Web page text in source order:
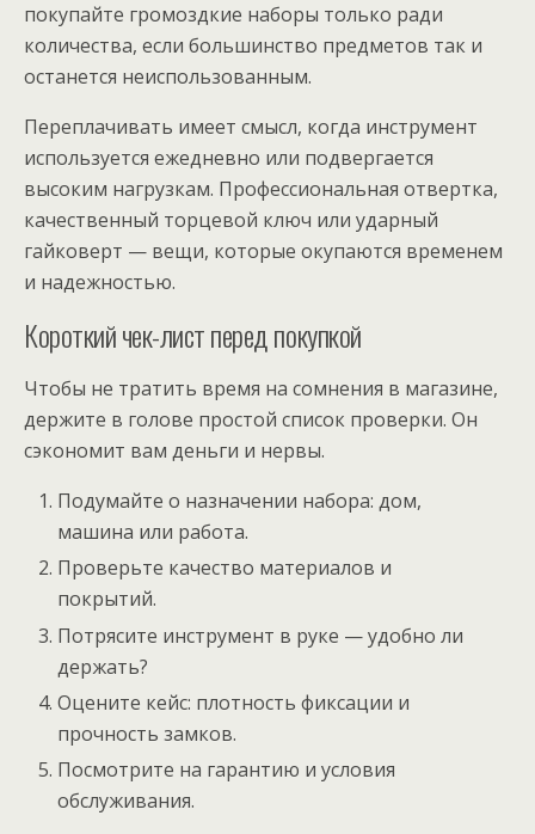
покупайте громоздкие наборы только ради
количества, если большинство предметов так и
останется неиспользованным.
Переплачивать имеет смысл, когда инструмент
используется ежедневно или подвергается
высоким нагрузкам. Профессиональная отвертка,
качественный торцевой ключ или ударный
гайковерт — вещи, которые окупаются временем
и надежностью.
Короткий чек-лист перед покупкой
Чтобы не тратить время на сомнения в магазине,
держите в голове простой список проверки. Он
сэкономит вам деньги и нервы.
Подумайте о назначении набора: дом,
машина или работа.
Проверьте качество материалов и
покрытий.
Потрясите инструмент в руке — удобно ли
держать?
Оцените кейс: плотность фиксации и
прочность замков.
Посмотрите на гарантию и условия
обслуживания.